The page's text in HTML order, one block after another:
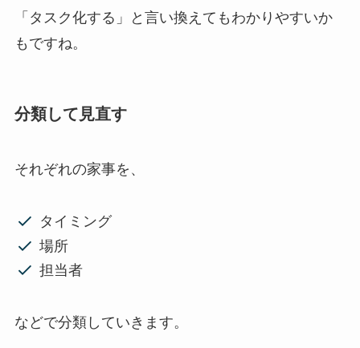
「タスク化する」と言い換えてもわかりやすいか
もですね。
分類して見直す
それぞれの家事を、
タイミング
場所
担当者
などで分類していきます。